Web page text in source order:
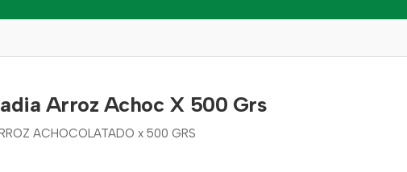
Arroz Achoc X 500 Grs
ACHOCOLATADO x 500 GRS